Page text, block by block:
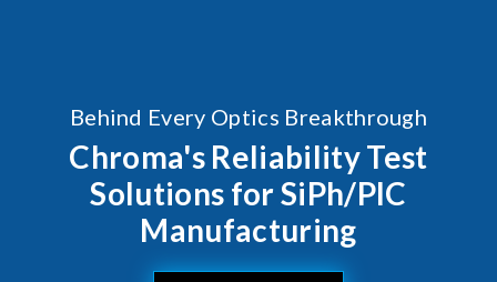
Behind Every Optics Breakthrough
Chroma's Reliability Test
Solutions for SiPh/PIC
Manufacturing